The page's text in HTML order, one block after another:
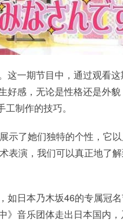
这一期节目中，通过观看
感，无论是性格还是外貌
制作的技巧。
示了她们独特的个性，它
表演，我们可以真正地了
如日本乃木坂46的专属冠
音乐团体走出日本国内，